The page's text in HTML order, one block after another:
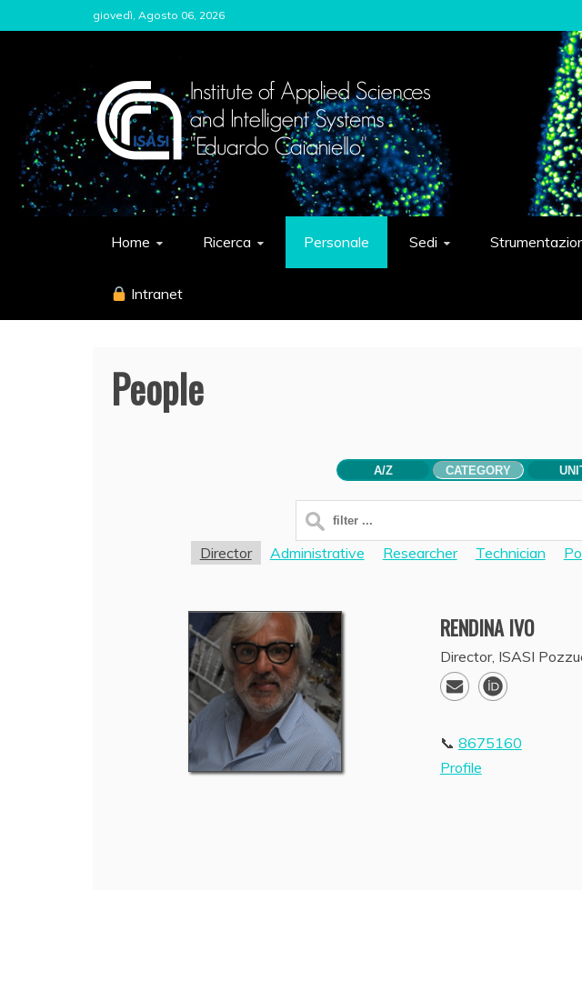
to
giovedì, Agosto 06, 2026
ISASI
Institute of Applied Sciences and Intelligent Systems
Home Ricerca Personale Sedi
Intranet
People
A/Z CATEGORY
Director Administrative Researcher Technician
RENDINA IVO
Director, ISASI
8675160
Profile